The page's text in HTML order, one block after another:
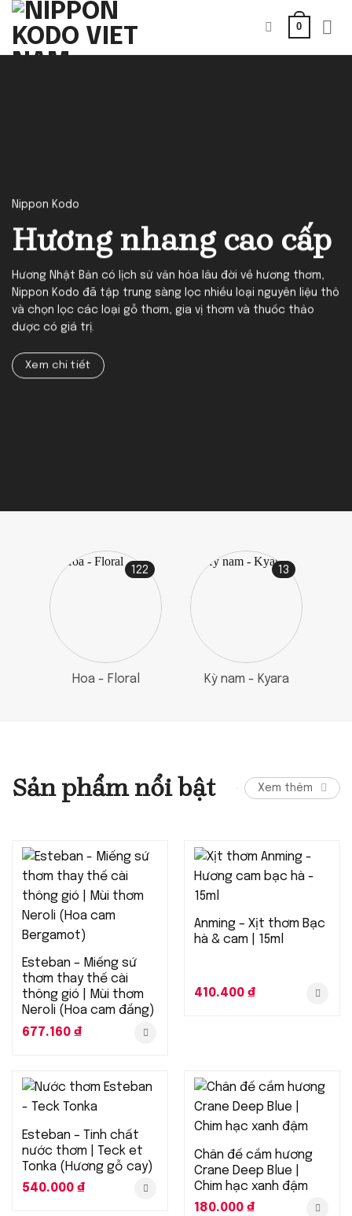
Bỏ
qua
nội
0
Nippon Kodo
Hương nhang cao cấp
Hương Nhật Bản có lịch sử văn hóa lâu đời về hương thơm,
Nippon Kodo đã tập trung sàng lọc nhiều loại nguyên liệu thô
và chọn lọc các loại gỗ thơm, gia vị thơm và thuốc thảo
dược có giá trị.
Xem chi tiết
122
Hoa - Floral
13
Kỳ nam - Kyara
Sản phẩm nổi bật Xem thêm
Esteban – Miếng sứ
thơm thay thế cài
thông gió | Mùi thơm
Neroli (Hoa cam đắng)
677.160 ₫
Anming – Xịt thơm Bạc
hà & cam | 15ml
410.400 ₫
Esteban – Tinh chất
nước thơm | Teck et
Tonka (Hương gỗ cay)
540.000 ₫
Chân đế cắm hương
Crane Deep Blue |
Chim hạc xanh đậm
180.000 ₫